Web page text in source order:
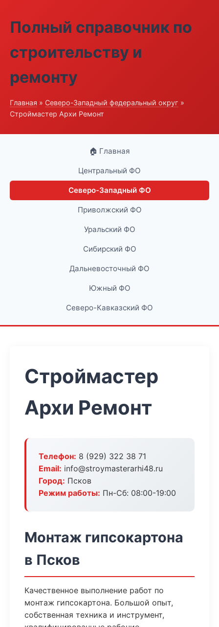
Полный справочник по
строительству и
ремонту
Главная » Северо-Западный федеральный округ »
Строймастер Архи Ремонт
🏠 Главная
Центральный ФО
Северо-Западный ФО
Приволжский ФО
Уральский ФО
Сибирский ФО
Дальневосточный ФО
Южный ФО
Северо-Кавказский ФО
Строймастер
Архи Ремонт
Телефон: 8 (929) 322 38 71
Email: info@stroymasterarhi48.ru
Город: Псков
Режим работы: Пн-Сб: 08:00-19:00
Монтаж гипсокартона
в Псков
Качественное выполнение работ по
монтаж гипсокартона. Большой опыт,
собственная техника и инструмент,